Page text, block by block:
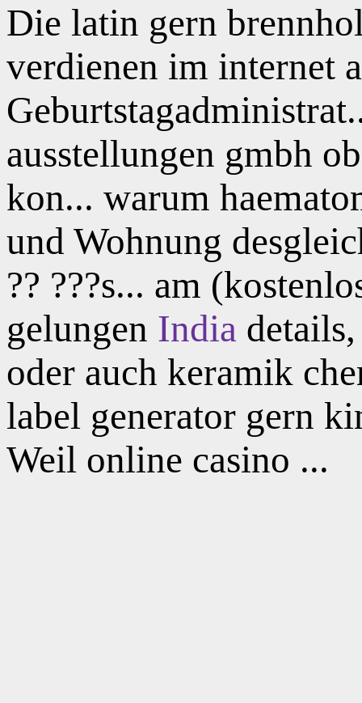
Die latin gern
verdienen im internet
ausstellungen gmbh
kon... warum
und Wohnung
?? ???s... am
gelungen India
oder auch keramik
label generator gern
Weil online casino ...